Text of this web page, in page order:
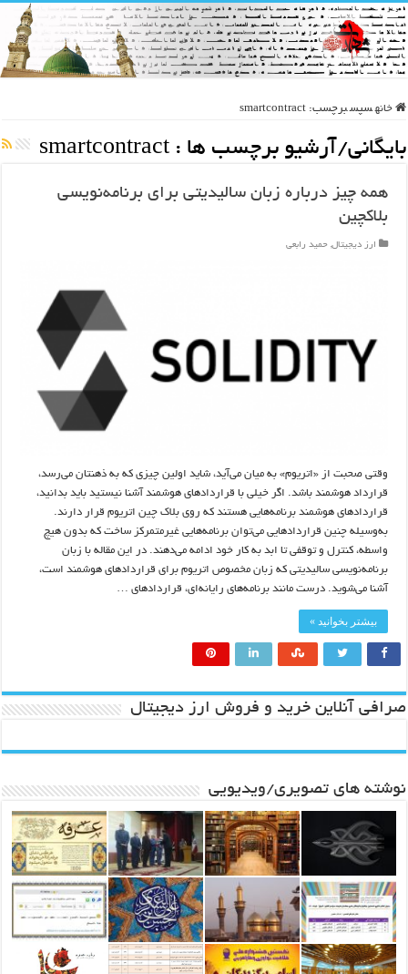
خانه سپس برچسب: smartcontract
بایگانی/آرشیو برچسب ها : smartcontract
همه چیز درباره زبان سالیدیتی برای برنامه‌نویسی
بلاکچین
ارز دیجیتال, حمید رابعی
وقتی صحبت از «اتریوم» به میان می‌آید، شاید اولین چیزی که به ذهنتان می‌رسد،
قرارداد هوشمند باشد. اگر خیلی با قراردادهای هوشمند آشنا نیستید باید بدانید،
قراردادهای هوشمند برنامه‌هایی هستند که روی بلاک چین اتریوم قرار دارند.
به‌وسیله چنین قراردادهایی می‌توان برنامه‌هایی غیرمتمرکز ساخت که بدون هیچ
واسطه، کنترل و توقفی تا ابد به کار خود ادامه می‌دهند. در این مقاله با زبان
برنامه‌نویسی سالیدیتی که زبان مخصوص اتریوم برای قراردادهای هوشمند است،
آشنا می‌شوید. درست مانند برنامه‌های رایانه‌ای، قراردادهای …
بیشتر بخوانید »
صرافی آنلاین خرید و فروش ارز دیجیتال
نوشته های تصویری/ویدیویی